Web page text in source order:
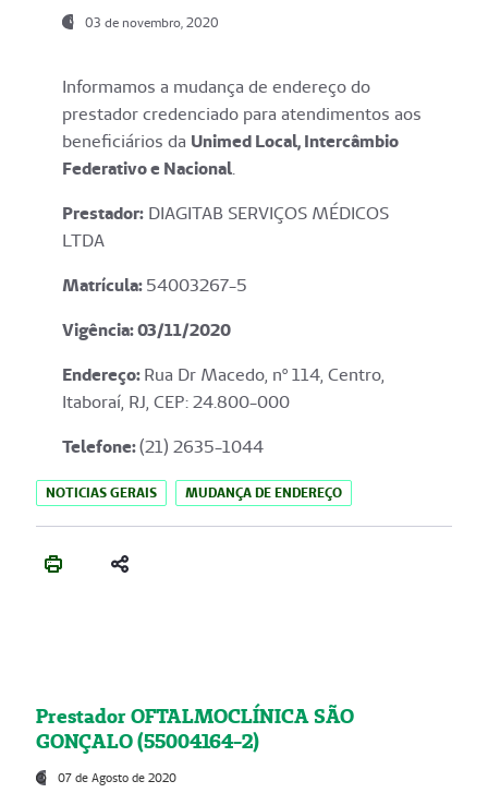
03 de novembro, 2020
Informamos a mudança de endereço do
prestador credenciado para atendimentos aos
beneficiários da Unimed Local, Intercâmbio
Federativo e Nacional.
Prestador: DIAGITAB SERVIÇOS MÉDICOS
LTDA
Matrícula:54003267-5
Vigência: 03/11/2020
Endereço:Rua Dr Macedo, nº 114, Centro,
Itaboraí, RJ, CEP: 24.800-000
Telefone:(21) 2635-1044
NOTICIAS GERAIS MUDANÇA DE ENDEREÇO
Prestador OFTALMOCLÍNICA SÃO
GONÇALO (55004164-2)
07 de Agosto de 2020